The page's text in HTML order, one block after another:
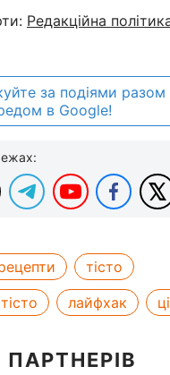
Редакційна
за подіями разом
в Google!
тісто
лайфхак